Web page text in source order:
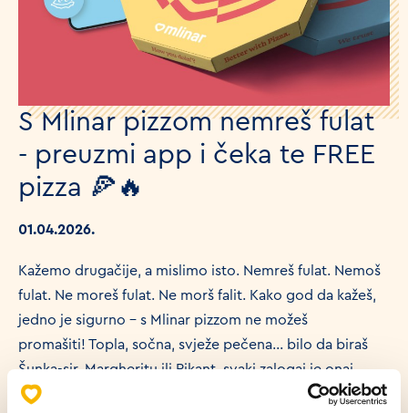
S Mlinar pizzom nemreš fulat
- preuzmi app i čeka te FREE
pizza 🍕🔥
01.04.2026.
Kažemo drugačije, a mislimo isto. Nemreš fulat. Nemoš
fulat. Ne moreš fulat. Ne morš falit. Kako god da kažeš,
jedno je sigurno - s Mlinar pizzom ne možeš
promašiti! Topla, sočna, svježe pečena… bilo da biraš
Šunka-sir, Margheritu ili Pikant, svaki zalogaj je onaj
pravi.